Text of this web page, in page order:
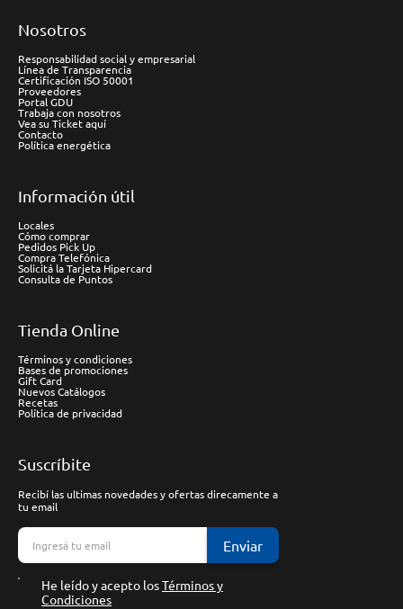
Nosotros
Responsabilidad social y empresarial
Línea de Transparencia
Certificación ISO 50001
Proveedores
Portal GDU
Trabaja con nosotros
Vea su Ticket aquí
Contacto
Política energética
Información útil
Locales
Cómo comprar
Pedidos Pick Up
Compra Telefónica
Solicitá la Tarjeta Hipercard
Consulta de Puntos
Tienda Online
Términos y condiciones
Bases de promociones
Gift Card
Nuevos Catálogos
Recetas
Política de privacidad
Suscríbite
Recibí las ultimas novedades y ofertas direcamente a
tu email
Enviar
He leído y acepto losTérminos y
Condiciones